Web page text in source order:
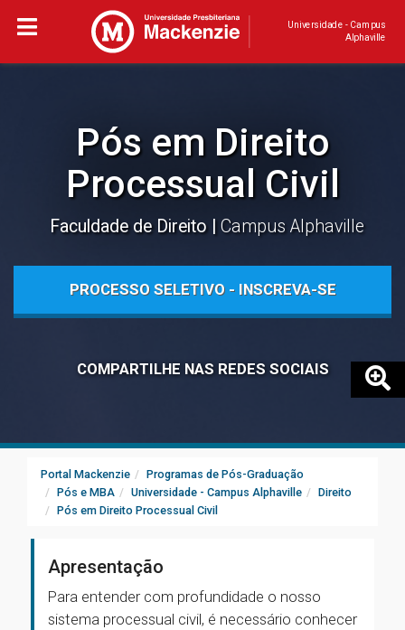
Universidade - Campus
Alphaville
Pós em Direito
Processual Civil
Faculdade de Direito Campus Alphaville
PROCESSO SELETIVO - INSCREVA-SE
COMPARTILHE NAS REDES SOCIAIS
Portal Mackenzie
Programas de Pós-Graduação
Pós e MBA
Universidade - Campus Alphaville
Direito
Pós em Direito Processual Civil
Apresentação
Para entender com profundidade o nosso
sistema processual civil, é necessário conhecer